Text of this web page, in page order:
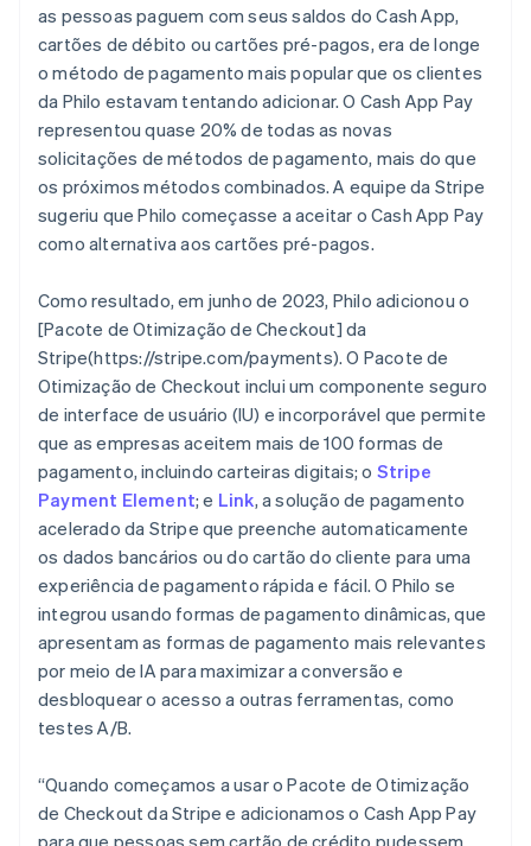
as pessoas paguem com seus saldos do Cash App,
cartões de débito ou cartões pré-pagos, era de longe
o método de pagamento mais popular que os clientes
da Philo estavam tentando adicionar. O Cash App Pay
representou quase 20% de todas as novas
solicitações de métodos de pagamento, mais do que
os próximos métodos combinados. A equipe da Stripe
sugeriu que Philo começasse a aceitar o Cash App Pay
como alternativa aos cartões pré-pagos.
Como resultado, em junho de 2023, Philo adicionou o
[Pacote de Otimização de Checkout] da
Stripe(https://stripe.com/payments). O Pacote de
Otimização de Checkout inclui um componente seguro
de interface de usuário (IU) e incorporável que permite
que as empresas aceitem mais de 100 formas de
pagamento, incluindo carteiras digitais; o Stripe
Payment Element; e Link, a solução de pagamento
acelerado da Stripe que preenche automaticamente
os dados bancários ou do cartão do cliente para uma
experiência de pagamento rápida e fácil. O Philo se
integrou usando formas de pagamento dinâmicas, que
apresentam as formas de pagamento mais relevantes
por meio de IA para maximizar a conversão e
desbloquear o acesso a outras ferramentas, como
testes A/B.
“Quando começamos a usar o Pacote de Otimização
de Checkout da Stripe e adicionamos o Cash App Pay
para que pessoas sem cartão de crédito pudessem